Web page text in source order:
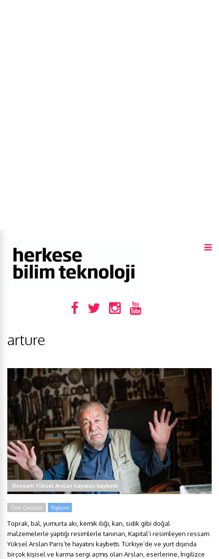
arture
Ressam Yüksel Arslan hayatını kaybetti
Öne Çıkanlar Toplum
Toprak, bal, yumurta akı, kemik iliği, kan, sidik gibi doğal
malzemelerle yaptığı resimlerle tanınan, Kapital’i resimleyen ressam
Yüksel Arslan Paris’te hayatını kaybetti. Türkiye’de ve yurt dışında
birçok kişisel ve karma sergi açmış olan Arslan, eserlerine, İngilizce